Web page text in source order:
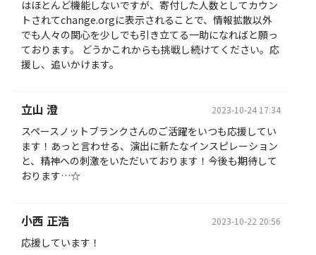
はほとんど機能しないですが、寄付した人数としてカウン
トされてchange.orgに表示されることで、情報拡散以外
でも人々の関心を少しでも引き立てる一助になればと願っ
ております。 どうかこれからも挑戦し続けてください。応
援し、追いかけます。
立山 澄 2023-10-24 17:34
スペースノットブランクさんのご活躍をいつも応援してい
ます！あっと言わせる、演出に新たなインスピレーション
と、精神への刺激をいただいております！今後も期待して
おります…☆
小西 正浩 2023-10-22 20:56
応援しています！